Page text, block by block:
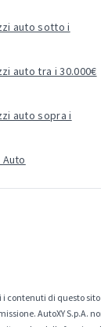
auto sotto i
auto tra i 30.000€
auto sopra i
di questo
AutoXY